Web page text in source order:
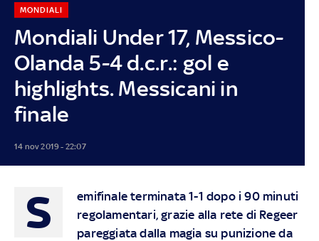
Mondiali Under 17, Messico-
Olanda 5-4 d.c.r.: gol e
highlights. Messicani in
finale
MONDIALI
14 nov 2019 - 22:07
S
emifinale terminata 1-1 dopo i 90 minuti
regolamentari, grazie alla rete di Regeer
pareggiata dalla magia su punizione da